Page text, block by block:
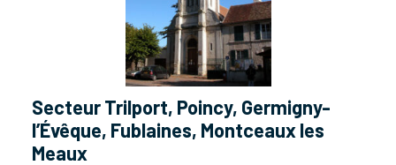
Secteur Trilport, Poincy, Germigny-
l’Évêque, Fublaines, Montceaux les
Meaux